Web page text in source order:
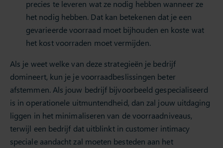
precies te leveren wat ze nodig hebben wanneer ze
het nodig hebben. Dat kan betekenen dat je een
gevarieerde voorraad moet bijhouden en koste wat
het kost voorraden moet vermijden.
Als je weet welke van deze strategieën je bedrijf
domineert, kun je je voorraadbeslissingen beter
afstemmen. Als jouw bedrijf bijvoorbeeld gespecialiseerd
is in operationele uitmuntendheid, dan zal jouw uitdaging
liggen in het minimaliseren van de voorraadniveaus,
terwijl een bedrijf dat uitblinkt in customer intimacy
speciale aandacht zal moeten besteden aan het